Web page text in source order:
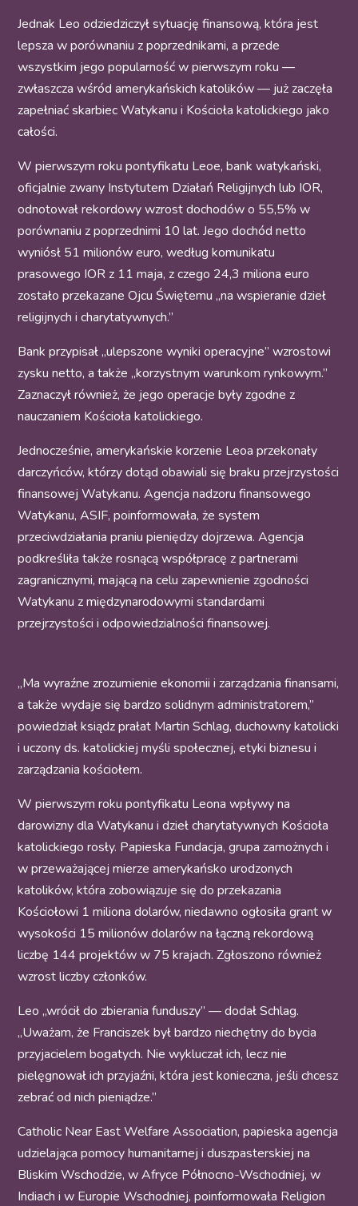
Jednak Leo odziedziczył sytuację finansową, która jest
lepsza w porównaniu z poprzednikami, a przede
wszystkim jego popularność w pierwszym roku —
zwłaszcza wśród amerykańskich katolików — już zaczęła
zapełniać skarbiec Watykanu i Kościoła katolickiego jako
całości.
W pierwszym roku pontyfikatu Leoe, bank watykański,
oficjalnie zwany Instytutem Działań Religijnych lub IOR,
odnotował rekordowy wzrost dochodów o 55,5% w
porównaniu z poprzednimi 10 lat. Jego dochód netto
wyniósł 51 milionów euro, według komunikatu
prasowego IOR z 11 maja, z czego 24,3 miliona euro
zostało przekazane Ojcu Świętemu „na wspieranie dzieł
religijnych i charytatywnych.”
Bank przypisał „ulepszone wyniki operacyjne” wzrostowi
zysku netto, a także „korzystnym warunkom rynkowym.”
Zaznaczył również, że jego operacje były zgodne z
nauczaniem Kościoła katolickiego.
Jednocześnie, amerykańskie korzenie Leoa przekonały
darczyńców, którzy dotąd obawiali się braku przejrzystości
finansowej Watykanu. Agencja nadzoru finansowego
Watykanu, ASIF, poinformowała, że system
przeciwdziałania praniu pieniędzy dojrzewa. Agencja
podkreśliła także rosnącą współpracę z partnerami
zagranicznymi, mającą na celu zapewnienie zgodności
Watykanu z międzynarodowymi standardami
przejrzystości i odpowiedzialności finansowej.
„Ma wyraźne zrozumienie ekonomii i zarządzania finansami,
a także wydaje się bardzo solidnym administratorem,”
powiedział ksiądz prałat Martin Schlag, duchowny katolicki
i uczony ds. katolickiej myśli społecznej, etyki biznesu i
zarządzania kościołem.
W pierwszym roku pontyfikatu Leona wpływy na
darowizny dla Watykanu i dzieł charytatywnych Kościoła
katolickiego rosły. Papieska Fundacja, grupa zamożnych i
w przeważającej mierze amerykańsko urodzonych
katolików, która zobowiązuje się do przekazania
Kościołowi 1 miliona dolarów, niedawno ogłosiła grant w
wysokości 15 milionów dolarów na łączną rekordową
liczbę 144 projektów w 75 krajach. Zgłoszono również
wzrost liczby członków.
Leo „wrócił do zbierania funduszy” — dodał Schlag.
„Uważam, że Franciszek był bardzo niechętny do bycia
przyjacielem bogatych. Nie wykluczał ich, lecz nie
pielęgnował ich przyjaźni, która jest konieczna, jeśli chcesz
zebrać od nich pieniądze.”
Catholic Near East Welfare Association, papieska agencja
udzielająca pomocy humanitarnej i duszpasterskiej na
Bliskim Wschodzie, w Afryce Północno-Wschodniej, w
Indiach i w Europie Wschodniej, poinformowała Religion